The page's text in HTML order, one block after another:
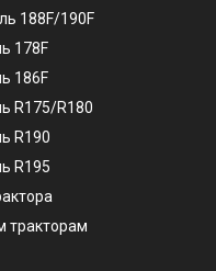
188F/190F
178F
186F
R175/R180
R190
R195
тракторам